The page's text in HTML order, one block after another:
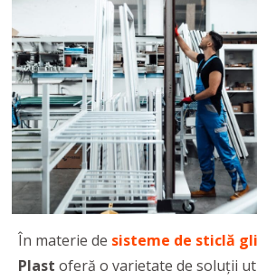
În materie de sisteme de sticlă
Plast oferă o varietate de soluții